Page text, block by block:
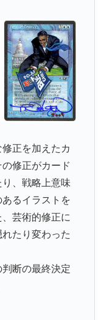
正を加えたカ
修正がカード
、戦略上意味
るイラストを
芸術的修正に
たり変わった
断の最終決定